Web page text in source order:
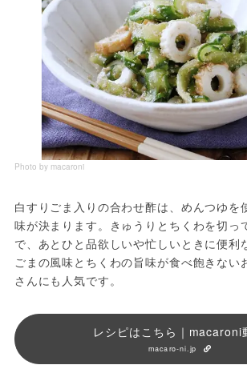
Photo by macaroni
白すりごま入りの合わせ酢は、めんつゆを
味が決まります。きゅうりとちくわを切っ
で、あとひと品欲しいや忙しいときに便利
ごまの風味とちくわの旨味が食べ飽きない
さんにも人気です。
レシピはこちら｜macaroni
macaro-ni.jp